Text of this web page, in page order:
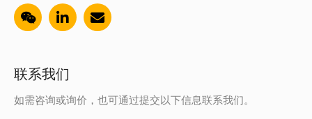
联系我们
如需咨询或询价，也可通过提交以下信息联系我们。